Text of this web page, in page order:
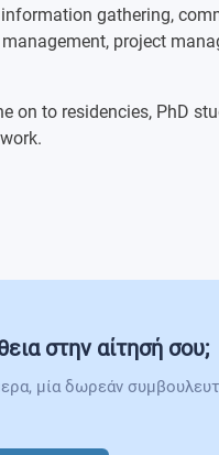
Professional
gathering,
project
on to residencies, PhD
στην αίτησή σου;
μία δωρεάν